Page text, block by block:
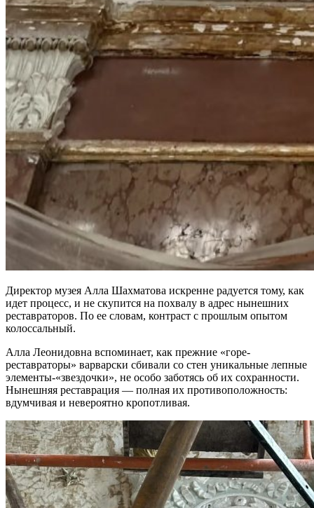
Директор музея Алла Шахматова искренне радуется тому, как
идет процесс, и не скупится на похвалу в адрес нынешних
реставраторов. По ее словам, контраст с прошлым опытом
колоссальный.
Алла Леонидовна вспоминает, как прежние «горе-
реставраторы» варварски сбивали со стен уникальные лепные
элементы-«звездочки», не особо заботясь об их сохранности.
Нынешняя реставрация — полная их противоположность:
вдумчивая и невероятно кропотливая.